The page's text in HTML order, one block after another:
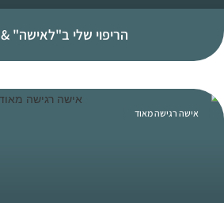
הריפוי שלי ב"לאישה" & YNET
אישה רגישה מאוד